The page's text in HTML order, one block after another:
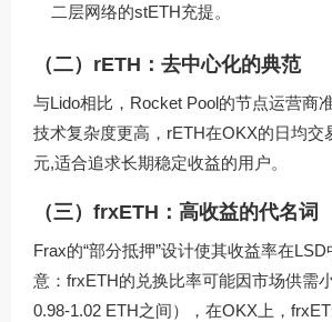
二层网络的stETH充提。
（二）rETH：去中心化的典范
与Lido相比，Rocket Pool的节点运营商
技术复杂度更高，rETH在OKX的日均交
元,适合追求长期稳定收益的用户。
（三）frxETH：高收益的代名词
Frax的“部分抵押”设计使其收益率在
意：frxETH的兑换比率可能因市场供需
0.98-1.02 ETH之间），在OKX上，